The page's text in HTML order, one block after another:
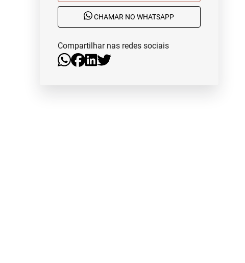
CHAMAR NO WHATSAPP
Compartilhar nas redes sociais